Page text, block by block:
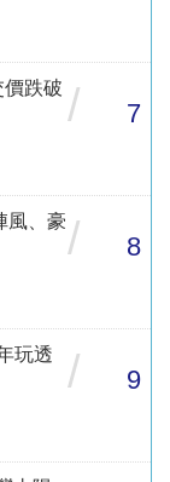
跌破 / 7
風、豪/ 8
玩透
/ 9